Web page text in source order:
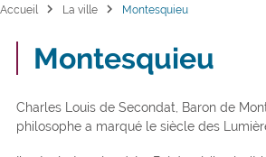
Accueil chevron_right La ville chevron_right Montesquieu
Montesquieu
Charles Louis de Secondat, Baron de
philosophe a marqué le siècle des